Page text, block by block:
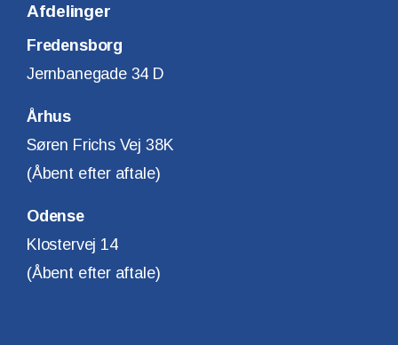
Afdelinger
Fredensborg
Jernbanegade 34 D
Århus
Søren Frichs Vej 38K
(Åbent efter aftale)
Odense
Klostervej 14
(Åbent efter aftale)